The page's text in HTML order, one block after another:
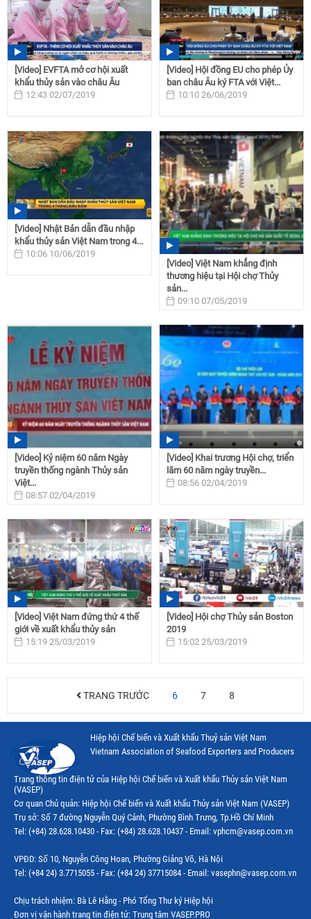
[Video] EVFTA mở cơ hội xuất
khẩu thủy sản vào châu Âu
12:43 02/07/2019
[Video] Hội đồng EU cho phép Ủy
ban châu Âu ký FTA với Việt...
10:10 26/06/2019
[Video] Nhật Bản dẫn đầu nhập
khẩu thủy sản Việt Nam trong 4...
10:06 10/06/2019
[Video] Việt Nam khẳng định
thương hiệu tại Hội chợ Thủy
sản...
09:10 07/05/2019
[Video] Kỷ niệm 60 năm Ngày
truyền thống ngành Thủy sản
Việt...
08:57 02/04/2019
[Video] Khai trương Hội chợ, triển
lãm 60 năm ngày truyền...
08:56 02/04/2019
[Video] Việt Nam đứng thứ 4 thế
giới về xuất khẩu thủy sản
15:19 25/03/2019
[Video] Hội chợ Thủy sản Boston
2019
15:02 25/03/2019
TRANG TRƯỚC 6 7 8
Hiệp hội Chế biến và Xuất khẩu Thuỷ sản Việt Nam
Vietnam Association of Seafood Exporters and Producers
Trang thông tin điện tử của Hiệp hội Chế biến và Xuất khẩu Thủy sản Việt Nam
(VASEP)
Cơ quan Chủ quản: Hiệp hội Chế biến và Xuất khẩu Thủy sản Việt Nam (VASEP)
Trụ sở: Số 7 đường Nguyễn Quý Cảnh, Phường Bình Trưng, Tp.Hồ Chí Minh
Tel: (+84) 28.628.10430 - Fax: (+84) 28.628.10437 - Email: vphcm@vasep.com.vn
VPĐD: Số 10, Nguyễn Công Hoan, Phường Giảng Võ, Hà Nội
Tel: (+84 24) 3.7715055 - Fax: (+84 24) 37715084 - Email: vasephn@vasep.com.vn
Chịu trách nhiệm: Bà Lê Hằng - Phó Tổng Thư ký Hiệp hội
Đơn vị vận hành trang tin điện tử: Trung tâm VASEP.PRO